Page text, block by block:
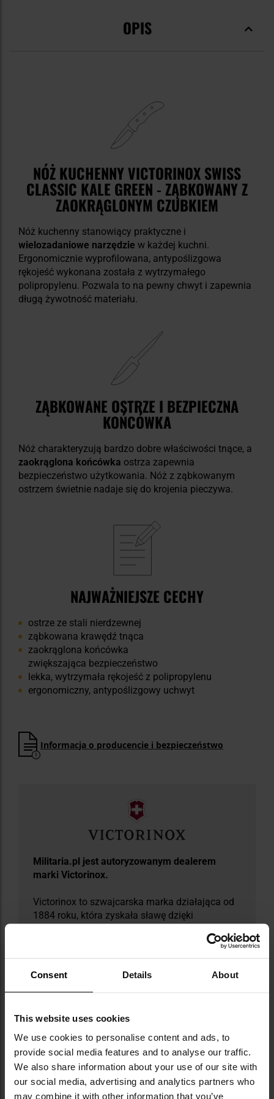
Consent Details About
This website uses cookies
We use cookies to personalise content and ads, to
provide social media features and to analyse our traffic.
We also share information about your use of our site with
our social media, advertising and analytics partners who
may combine it with other information that you’ve
OPIS
NÓŻ KUCHENNY VICTORINOX SWISS
CLASSIC KALE GREEN - ZĄBKOWANY Z
ZAOKRĄGLONYM CZUBKIEM
Nóż kuchenny stanowiący praktyczne i
wielozadaniowe narzędzie w każdej kuchni.
Ergonomicznie wyprofilowana, antypoślizgowa
rękojeść wykonana została z wytrzymałego
polipropylenu. Pozwala to na pewny chwyt i zapewnia
długą żywotność materiału.
ZĄBKOWANE OSTRZE I BEZPIECZNA
KOŃCÓWKA
Nóż charakteryzują bardzo dobre właściwości tnące, a
zaokrąglona końcówka ostrza zapewnia
bezpieczeństwo użytkowania. Nóż z ząbkowanym
ostrzem świetnie nadaje się do krojenia pieczywa.
NAJWAŻNIEJSZE CECHY
ostrze ze stali nierdzewnej
ząbkowana krawędź tnąca
zaokrąglona końcówka
zwiększająca bezpieczeństwo
lekka, wytrzymała rękojeść z polipropylenu
ergonomiczny, antypoślizgowy uchwyt
Informacja o producencie i bezpieczeństwo
Militaria.pl jest autoryzowanym dealerem
marki Victorinox.
Victorinox to szwajcarska marka działająca od
1884 roku, która zyskała sławę dzięki
scyzoryka oficerskiego, do dziś stanowiącego
jedno z najbardziej rozpoznawalnych narzędzi
na rynku. Oprócz wielofunkcyjnych scyzoryków
zegarki czy torby podróżne. Każdy produkt jest
oraz dbałości o detale, dzięki czemu marka
nieustannie zdobywa zaufanie użytkowników
na całym świecie. Victorinox stawia na
innowacyjność, współpracując z artystami i
projektantami, tworząc unikalne kolekcje, które
wyznaczają nowe kierunki w designie narzędzi